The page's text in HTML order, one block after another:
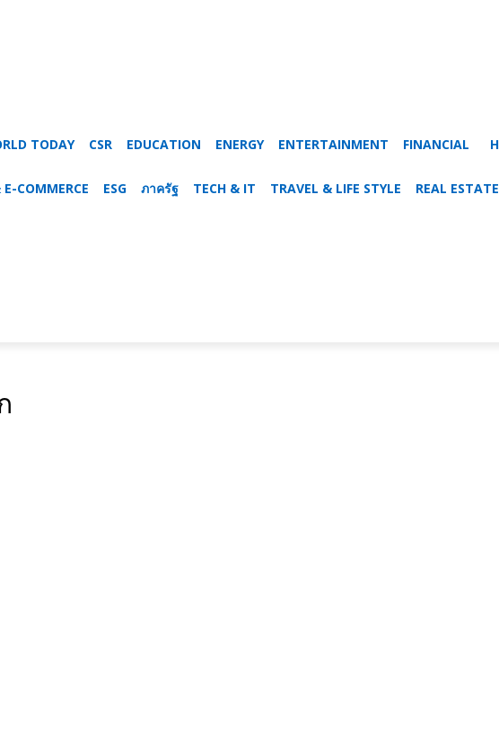
TODAY CSR EDUCATION ENERGY ENTERTAINMENT FINANCIAL
COMMERCE ESG ภาครัฐ TECH & IT TRAVEL & LIFE STYLE REAL ESTATE